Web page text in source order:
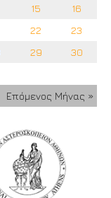
15
16
22
23
29
30
Επόμενος Μήνας »